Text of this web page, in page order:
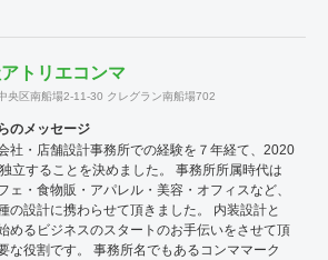
トリエコンマ
央区南船場2-11-30 クレグラン南船場702
のメッセージ
社・店舗設計事務所での経験を７年経て、2020
立することを決めました。 事務所所属時代は
ェ・食物販・アパレル・美容・オフィスなど、
の設計に携わらせて頂きました。 内装設計と
めるビジネスのスタートのお手伝いをさせて頂
な役割です。 事務所名でもあるコンママーク